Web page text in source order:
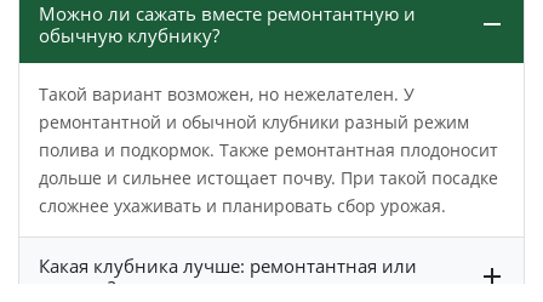
Можно ли сажать вместе ремонтантную и
обычную клубнику?
Такой вариант возможен, но нежелателен. У
ремонтантной и обычной клубники разный режим
полива и подкормок. Также ремонтантная плодоносит
дольше и сильнее истощает почву. При такой посадке
сложнее ухаживать и планировать сбор урожая.
Какая клубника лучше: ремонтантная или
простая?